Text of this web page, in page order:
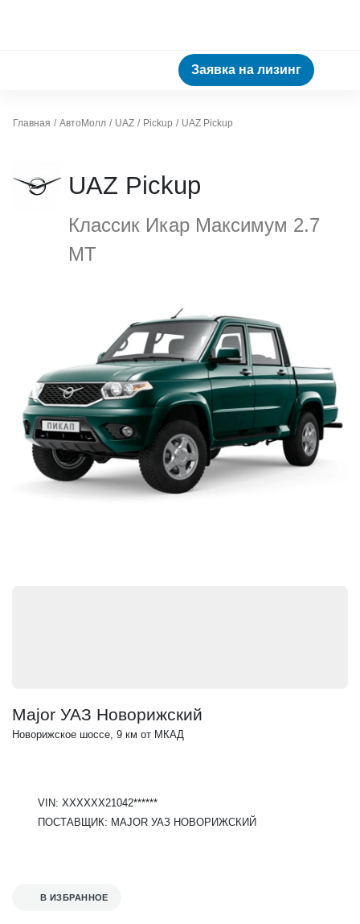
Заявка на лизинг
Главная АвтоМолл UAZ Pickup UAZ Pickup
UAZ Pickup
Классик Икар Максимум 2.7
МТ
Major УАЗ Новорижский
Новорижское шоссе, 9 км от МКАД
VIN: XXXXXX21042******
ПОСТАВЩИК: MAJOR УАЗ НОВОРИЖСКИЙ
В ИЗБРАННОЕ